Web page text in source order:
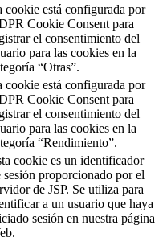
cookie está configurada por
Cookie Consent para
el consentimiento del
para las cookies en la
“Otras”.
cookie está configurada por
Cookie Consent para
el consentimiento del
para las cookies en la
“Rendimiento”.
cookie es un identificador
sesión proporcionado por el
de JSP. Se utiliza para
a un usuario que haya
sesión en nuestra página